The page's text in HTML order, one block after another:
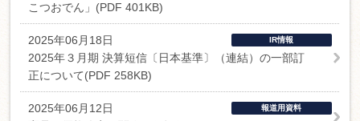
こつおでん」(PDF 401KB)
2025年06月18日 IR情報
2025年３月期 決算短信〔日本基準〕（連結）の一部訂
正について(PDF 258KB)
2025年06月12日 報道用資料